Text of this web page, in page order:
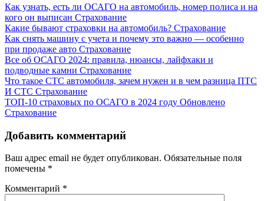
Как узнать, есть ли ОСАГО на автомобиль, номер полиса и на
кого он выписан Страхование
Какие бывают страховки на автомобиль? Страхование
Как снять машину с учета и почему это важно — особенно
при продаже авто Страхование
Все об ОСАГО 2024: правила, нюансы, лайфхаки и
подводные камни Страхование
Что такое СТС автомобиля, зачем нужен и в чем разница ПТС
И СТС Страхование
ТОП-10 страховых по ОСАГО в 2024 году Обновлено
Страхование
Добавить комментарий
Ваш адрес email не будет опубликован. Обязательные поля
помечены *
Комментарий *